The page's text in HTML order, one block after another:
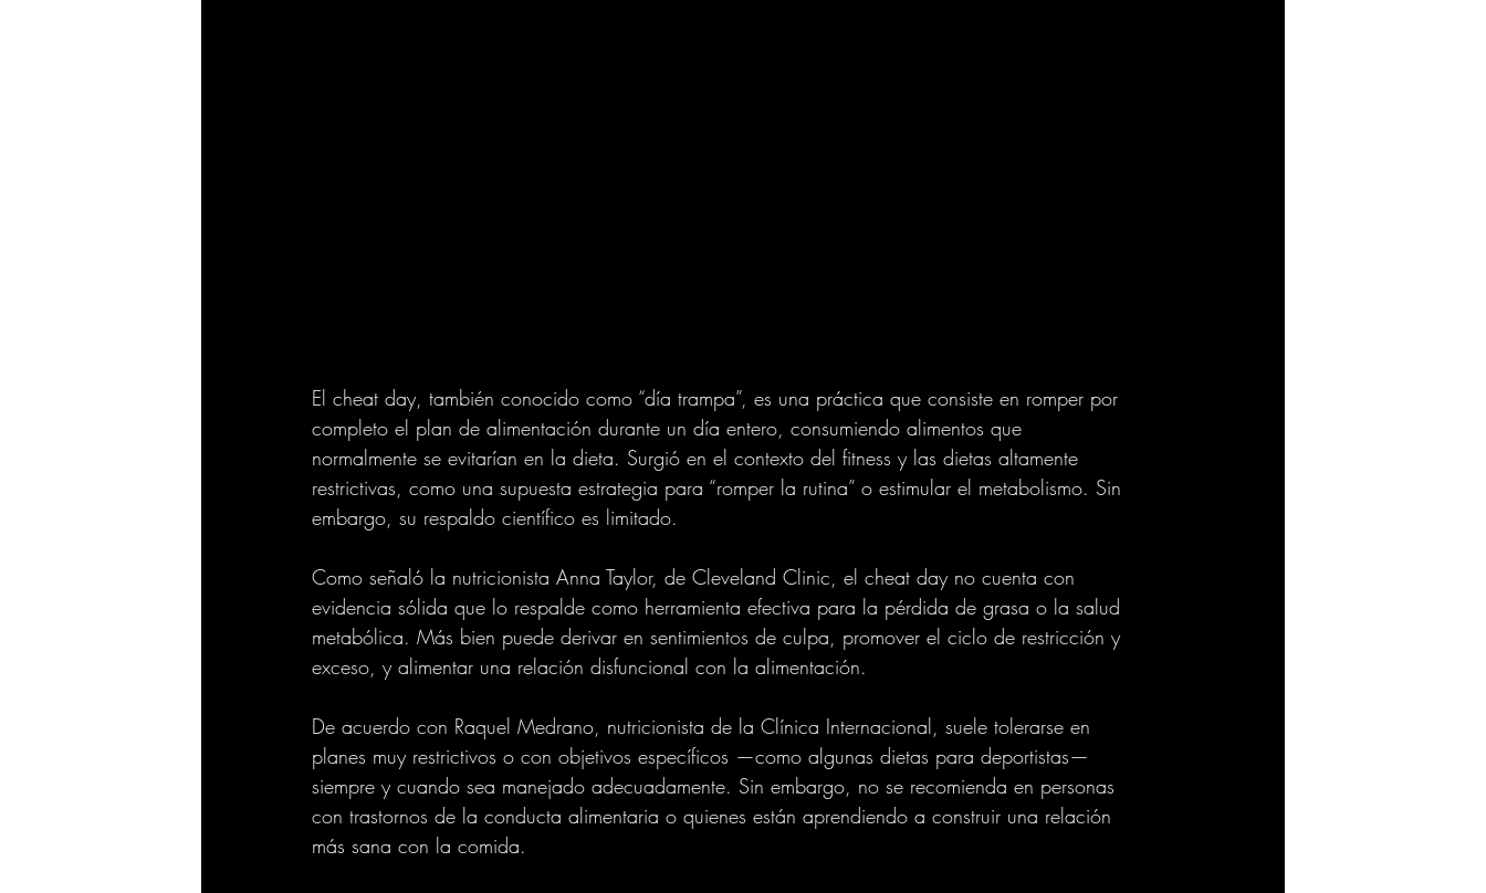
El cheat day, también conocido como “día trampa”, es una práctica que consiste en romper por
completo el plan de alimentación durante un día entero, consumiendo alimentos que
normalmente se evitarían en la dieta. Surgió en el contexto del fitness y las dietas altamente
restrictivas, como una supuesta estrategia para “romper la rutina” o estimular el metabolismo. Sin
embargo, su respaldo científico es limitado.
Como señaló la nutricionista Anna Taylor, de Cleveland Clinic, el cheat day no cuenta con
evidencia sólida que lo respalde como herramienta efectiva para la pérdida de grasa o la salud
metabólica. Más bien puede derivar en sentimientos de culpa, promover el ciclo de restricción y
exceso, y alimentar una relación disfuncional con la alimentación.
De acuerdo con Raquel Medrano, nutricionista de la Clínica Internacional, suele tolerarse en
planes muy restrictivos o con objetivos específicos —como algunas dietas para deportistas—
siempre y cuando sea manejado adecuadamente. Sin embargo, no se recomienda en personas
con trastornos de la conducta alimentaria o quienes están aprendiendo a construir una relación
más sana con la comida.